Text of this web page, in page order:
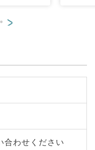
>
合わせください